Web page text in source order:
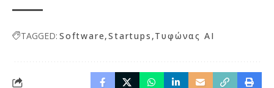
TAGGED: Software Startups Τυφώνας ΑΙ